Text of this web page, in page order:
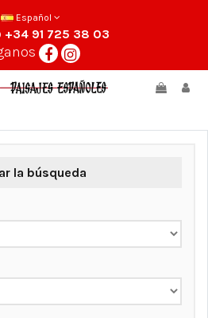
Español
+34 91 725 38 03
la búsqueda